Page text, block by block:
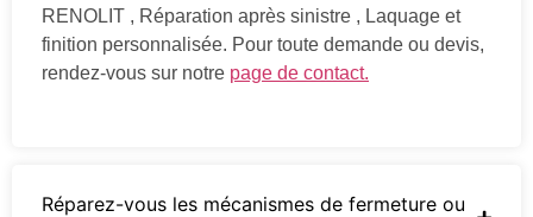
RENOLIT , Réparation après sinistre , Laquage et
finition personnalisée. Pour toute demande ou devis,
rendez-vous sur notre page de contact.
Réparez-vous les mécanismes de fermeture ou